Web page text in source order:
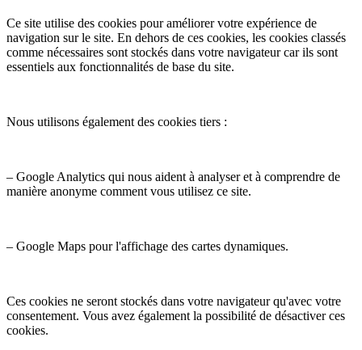
Ce site utilise des cookies pour améliorer votre expérience de
navigation sur le site. En dehors de ces cookies, les cookies classés
comme nécessaires sont stockés dans votre navigateur car ils sont
essentiels aux fonctionnalités de base du site.
Nous utilisons également des cookies tiers :
– Google Analytics qui nous aident à analyser et à comprendre de
manière anonyme comment vous utilisez ce site.
– Google Maps pour l'affichage des cartes dynamiques.
Ces cookies ne seront stockés dans votre navigateur qu'avec votre
consentement. Vous avez également la possibilité de désactiver ces
cookies.